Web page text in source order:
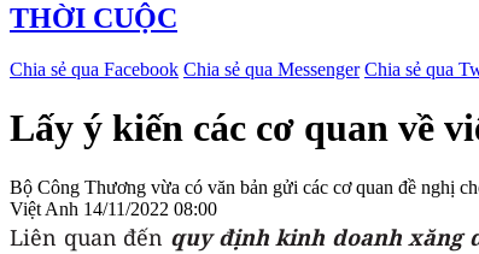
THỜI CUỘC
Chia sẻ qua Facebook Chia sẻ qua Messenger Chia sẻ qua
Lấy ý kiến các cơ quan về
Bộ Công Thương vừa có văn bản gửi các cơ quan đề nghị
Việt Anh 14/11/2022 08:00
Liên quan đến quy định kinh doanh xăng